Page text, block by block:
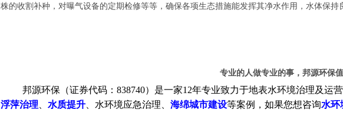
株的收割补种，对曝气设备的定期检修等等，确保各项生态措施能发挥其净水作用，水体保持
专业的人做专业的事，邦源环保
邦源环保（证券代码：838740）是一家12年专业致力于地表水环境治理及运
浮萍治理
水质提升 、水环境应急治理、 海绵城市建设等案例，如果您想咨询水环